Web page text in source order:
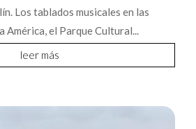
Los tablados musicales en las
América, el Parque Cultural...
leer más